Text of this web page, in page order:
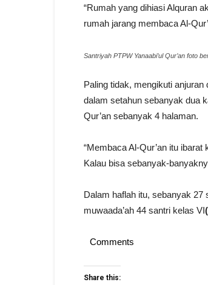
“Rumah yang dihiasi Alquran
rumah jarang membaca Al-
Santriyah PTPW Yanaabi’ul Qur’an foto
Paling tidak, mengikuti
dalam setahun sebanyak dua
Qur’an sebanyak 4 halaman.
“Membaca Al-Qur’an itu
Kalau bisa sebanyak-
Dalam haflah itu, sebanyak 27
muwaada’ah 44 santri kelas VI
Comments
Share this: